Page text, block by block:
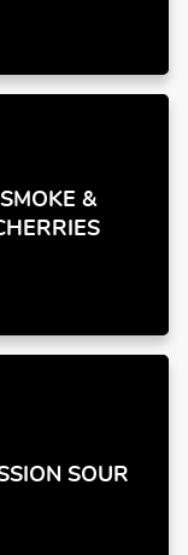
SMOKE &
SOUR